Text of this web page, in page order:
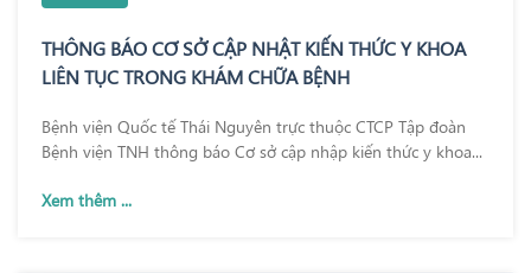
THÔNG BÁO CƠ SỞ CẬP NHẬT KIẾN THỨC Y KHOA
LIÊN TỤC TRONG KHÁM CHỮA BỆNH
Bệnh viện Quốc tế Thái Nguyên trực thuộc CTCP Tập đoàn
Bệnh viện TNH thông báo Cơ sở cập nhập kiến thức y khoa...
Xem thêm ...